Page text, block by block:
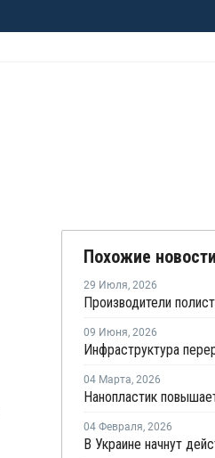
Похожие новости
29 Июля, 2026
09 Июня, 2026
04 Марта, 2026
04 Февраля, 2026